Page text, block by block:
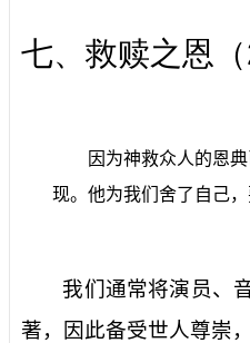
七、救赎之恩（
因为神救众人的恩
现。他为我们舍了自己
我们通常将演员、
著，因此备受世人尊崇